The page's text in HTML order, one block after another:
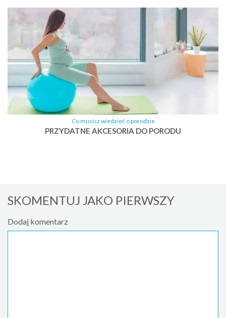
Co musisz wiedzieć o porodzie
PRZYDATNE AKCESORIA DO PORODU
SKOMENTUJ JAKO PIERWSZY
Dodaj komentarz